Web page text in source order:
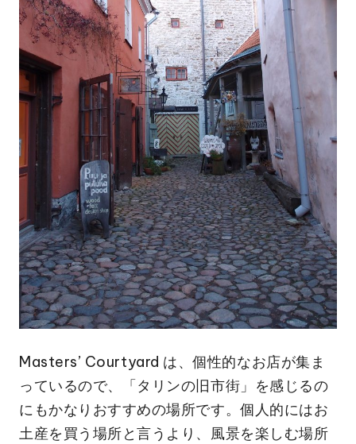
Masters’ Courtyard は、個性的なお店が集ま
っているので、「タリンの旧市街」を感じるの
にもかなりおすすめの場所です。個人的にはお
土産を買う場所と言うより、風景を楽しむ場所